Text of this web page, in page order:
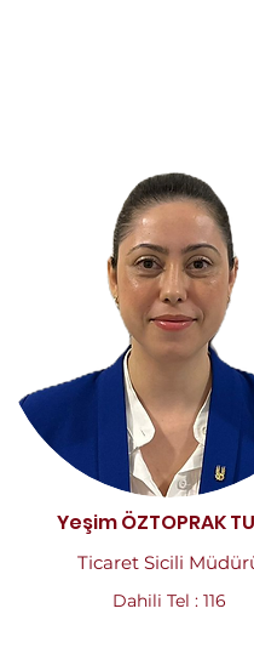
Yeşim ÖZTOPRAK
Ticaret Sicili
Dahili Tel : 116